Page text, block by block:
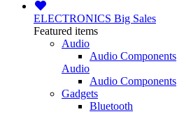
ELECTRONICS Big Sales
Featured items
Audio
Audio Components
Audio
Audio Components
Gadgets
Bluetooth